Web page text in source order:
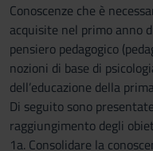
Conoscenze che è
acquisite nel primo anno
pensiero pedagogico
nozioni di base di
dell’educazione della
Di seguito sono
raggiungimento degli
1a. Consolidare la